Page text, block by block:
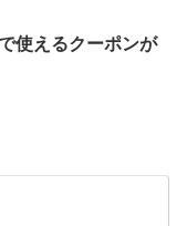
使えるクーポンが